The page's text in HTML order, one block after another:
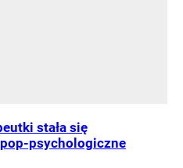
stała się
psychologiczne